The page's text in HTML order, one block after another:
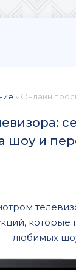
» Онлайн
шоу и
которые
любимых